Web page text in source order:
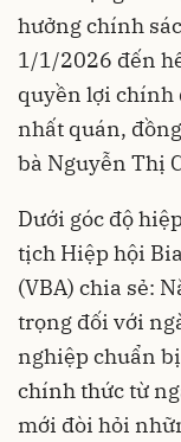
hưởng chính
1/1/2026 đến
quyền lợi chính
nhất quán,
bà Nguyễn Thị
Dưới góc độ
tịch Hiệp hội
(VBA) chia sẻ:
trọng đối với
nghiệp chuẩn
chính thức từ
mới đòi hỏi